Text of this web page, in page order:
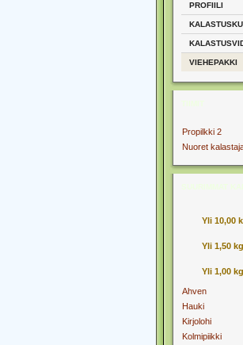
PROFIILI
VIEHEPAKKI
Propilkki 2
Nuoret
Yli 10,00
Yli 1,50
Yli 1,00
Ahven
Hauki
Kirjolohi
Kolmipiikki